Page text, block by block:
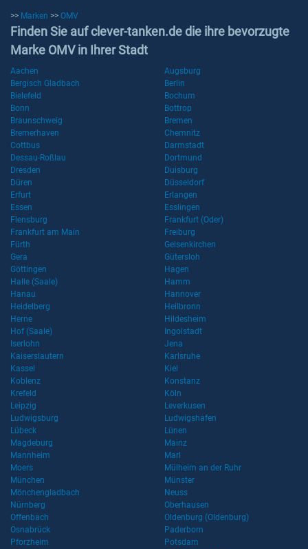
>> Marken >> OMV
Finden Sie auf clever-tanken.de die ihre bevorzugte
Marke OMV in Ihrer Stadt
Aachen
Augsburg
Bergisch Gladbach
Berlin
Bielefeld
Bochum
Bonn
Bottrop
Braunschweig
Bremen
Bremerhaven
Chemnitz
Cottbus
Darmstadt
Dessau-Roßlau
Dortmund
Dresden
Duisburg
Düren
Düsseldorf
Erfurt
Erlangen
Essen
Esslingen
Flensburg
Frankfurt (Oder)
Frankfurt am Main
Freiburg
Fürth
Gelsenkirchen
Gera
Gütersloh
Göttingen
Hagen
Halle (Saale)
Hamm
Hanau
Hannover
Heidelberg
Heilbronn
Herne
Hildesheim
Hof (Saale)
Ingolstadt
Iserlohn
Jena
Kaiserslautern
Karlsruhe
Kassel
Kiel
Koblenz
Konstanz
Krefeld
Köln
Leipzig
Leverkusen
Ludwigsburg
Ludwigshafen
Lübeck
Lünen
Magdeburg
Mainz
Mannheim
Marl
Moers
Mülheim an der Ruhr
München
Münster
Mönchengladbach
Neuss
Nürnberg
Oberhausen
Offenbach
Oldenburg (Oldenburg)
Osnabrück
Paderborn
Pforzheim
Potsdam